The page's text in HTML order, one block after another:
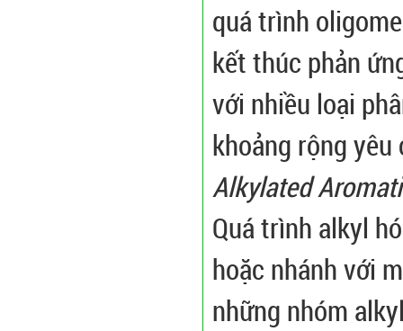
quá trình
kết thúc phản
với nhiều loại
khoảng rộng
Alkylated
Quá trình alkyl
hoặc nhánh với
những nhóm